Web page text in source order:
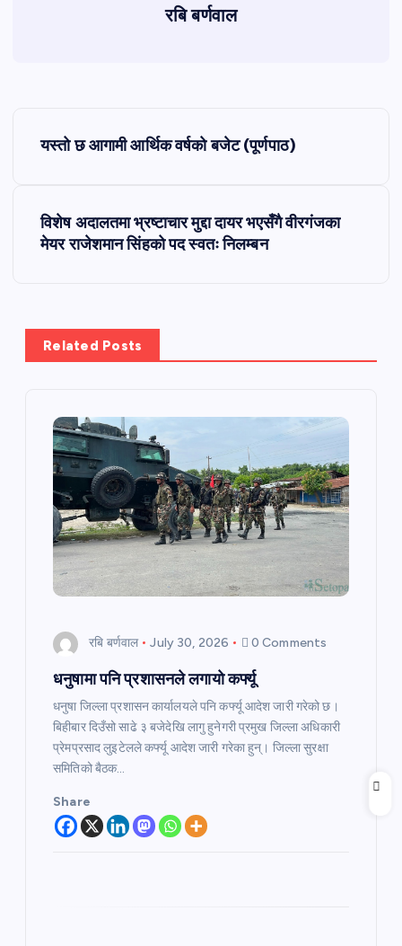
रबि बर्णवाल
यस्तो छ आगामी आर्थिक वर्षको बजेट (पूर्णपाठ)
विशेष अदालतमा भ्रष्टाचार मुद्दा दायर भएसँगै वीरगंजका
मेयर राजेशमान सिंहको पद स्वतः निलम्बन
Related Posts
रबि बर्णवाल July 30, 2026 0 Comments
धनुषामा पनि प्रशासनले लगायो कर्फ्यू
धनुषा जिल्ला प्रशासन कार्यालयले पनि कर्फ्यू आदेश जारी गरेको छ।
बिहीबार दिउँसो साढे ३ बजेदेखि लागु हुनेगरी प्रमुख जिल्ला अधिकारी
प्रेमप्रसाद लुइटेलले कर्फ्यू आदेश जारी गरेका हुन्। जिल्ला सुरक्षा
समितिको बैठक…
Share